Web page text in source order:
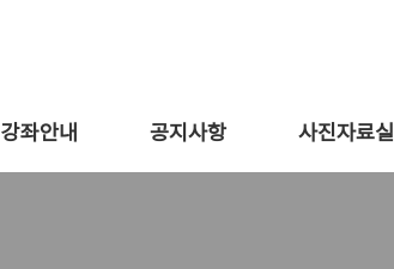
강좌안내 공지사항 사진자료실